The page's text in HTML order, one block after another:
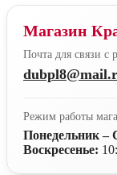
Магазин
Почта для связи с
Режим работы
Понедельник –
Воскресенье: